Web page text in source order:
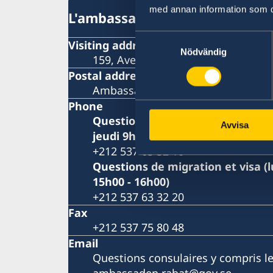
med annan information som
Samtyckesval
Nödvändig
Avvisa
L'ambassade de Suède
Visiting address
159, Avenue Mohamed VI Rabat –
Postal address
Ambassade de Suède P.O. Box 428
Phone
Questions consulaires pour les
jeudi 9h00 - 10h30)
+212 537 63 32 10
Questions de migration et visa
15h00 - 16h00)
+212 537 63 32 20
Fax
+212 537 75 80 48
Email
Questions consulaires y compris